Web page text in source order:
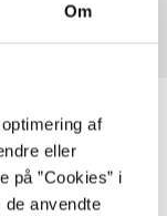
Om
af
eller
”Cookies” i
anvendte